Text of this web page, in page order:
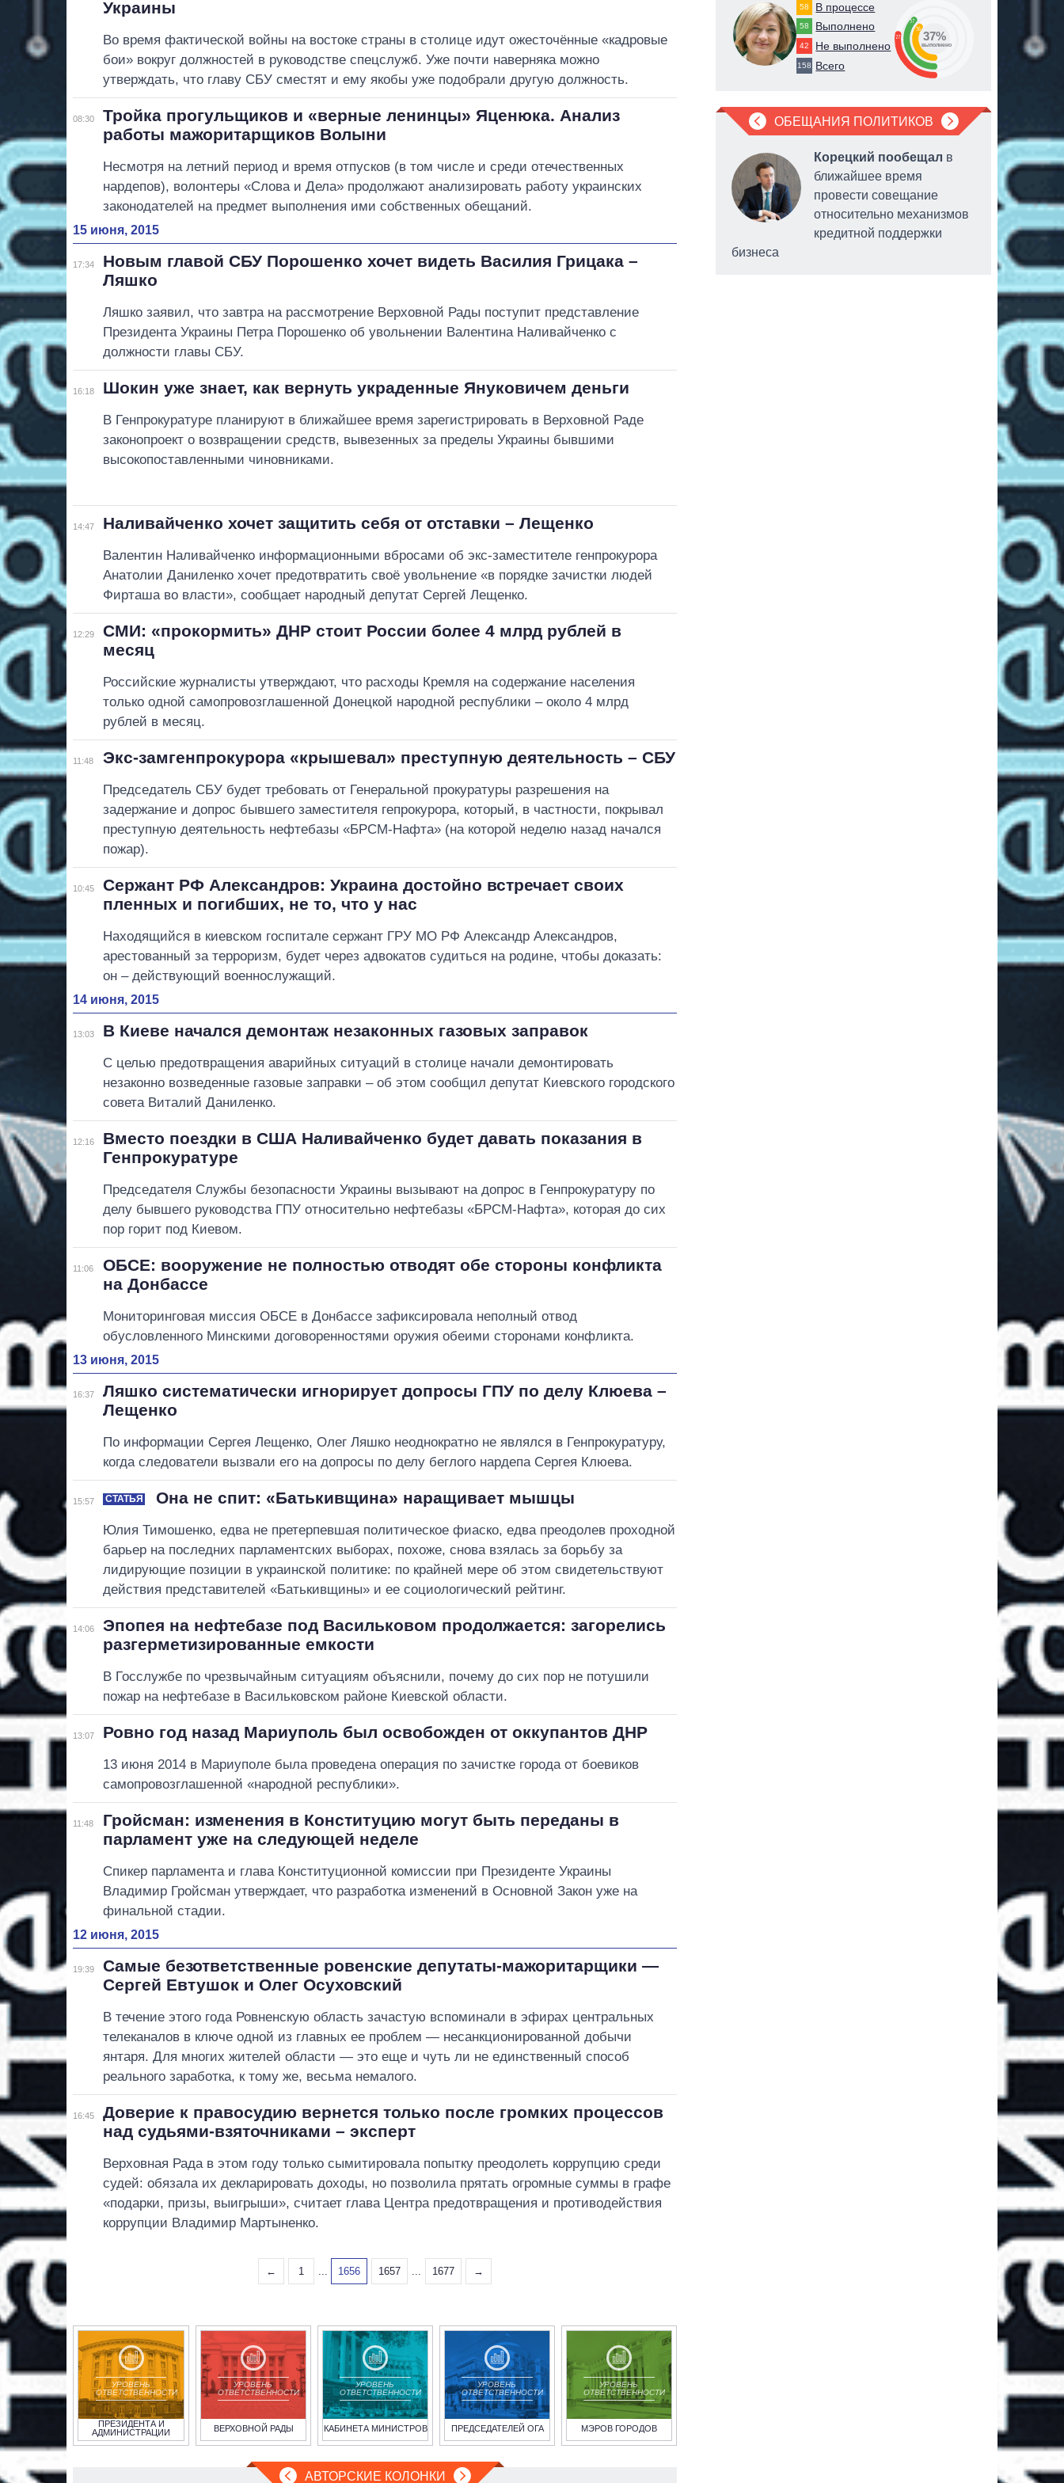
Украины
Во время фактической войны на востоке страны в столице идут ожесточённые «кадровые
бои» вокруг должностей в руководстве спецслужб. Уже почти наверняка можно
утверждать, что главу СБУ сместят и ему якобы уже подобрали другую должность.
08:30
Тройка прогульщиков и «верные ленинцы» Яценюка. Анализ
работы мажоритарщиков Волыни
Несмотря на летний период и время отпусков (в том числе и среди отечественных
нардепов), волонтеры «Слова и Дела» продолжают анализировать работу украинских
законодателей на предмет выполнения ими собственных обещаний.
15 июня, 2015
17:34
Новым главой СБУ Порошенко хочет видеть Василия Грицака –
Ляшко
Ляшко заявил, что завтра на рассмотрение Верховной Рады поступит представление
Президента Украины Петра Порошенко об увольнении Валентина Наливайченко с
должности главы СБУ.
16:18 Шокин уже знает, как вернуть украденные Януковичем деньги
В Генпрокуратуре планируют в ближайшее время зарегистрировать в Верховной Раде
законопроект о возвращении средств, вывезенных за пределы Украины бывшими
высокопоставленными чиновниками.
14:47 Наливайченко хочет защитить себя от отставки – Лещенко
Валентин Наливайченко информационными вбросами об экс-заместителе генпрокурора
Анатолии Даниленко хочет предотвратить своё увольнение «в порядке зачистки людей
Фирташа во власти», сообщает народный депутат Сергей Лещенко.
12:29
СМИ: «прокормить» ДНР стоит России более 4 млрд рублей в
месяц
Российские журналисты утверждают, что расходы Кремля на содержание населения
только одной самопровозглашенной Донецкой народной республики – около 4 млрд
рублей в месяц.
11:48 Экс-замгенпрокурора «крышевал» преступную деятельность – СБУ
Председатель СБУ будет требовать от Генеральной прокуратуры разрешения на
задержание и допрос бывшего заместителя гепрокурора, который, в частности, покрывал
преступную деятельность нефтебазы «БРСМ-Нафта» (на которой неделю назад начался
пожар).
10:45
Сержант РФ Александров: Украина достойно встречает своих
пленных и погибших, не то, что у нас
Находящийся в киевском госпитале сержант ГРУ МО РФ Александр Александров,
арестованный за терроризм, будет через адвокатов судиться на родине, чтобы доказать:
он – действующий военнослужащий.
14 июня, 2015
13:03 В Киеве начался демонтаж незаконных газовых заправок
С целью предотвращения аварийных ситуаций в столице начали демонтировать
незаконно возведенные газовые заправки – об этом сообщил депутат Киевского городского
совета Виталий Даниленко.
12:16
Вместо поездки в США Наливайченко будет давать показания в
Генпрокуратуре
Председателя Службы безопасности Украины вызывают на допрос в Генпрокуратуру по
делу бывшего руководства ГПУ относительно нефтебазы «БРСМ-Нафта», которая до сих
пор горит под Киевом.
11:06
ОБСЕ: вооружение не полностью отводят обе стороны конфликта
на Донбассе
Мониторинговая миссия ОБСЕ в Донбассе зафиксировала неполный отвод
обусловленного Минскими договоренностями оружия обеими сторонами конфликта.
13 июня, 2015
16:37
Ляшко систематически игнорирует допросы ГПУ по делу Клюева –
Лещенко
По информации Сергея Лещенко, Олег Ляшко неоднократно не являлся в Генпрокуратуру,
когда следователи вызвали его на допросы по делу беглого нардепа Сергея Клюева.
15:57 СТАТЬЯ Она не спит: «Батькивщина» наращивает мышцы
Юлия Тимошенко, едва не претерпевшая политическое фиаско, едва преодолев проходной
барьер на последних парламентских выборах, похоже, снова взялась за борьбу за
лидирующие позиции в украинской политике: по крайней мере об этом свидетельствуют
действия представителей «Батькивщины» и ее социологический рейтинг.
14:06
Эпопея на нефтебазе под Васильковом продолжается: загорелись
разгерметизированные емкости
В Госслужбе по чрезвычайным ситуациям объяснили, почему до сих пор не потушили
пожар на нефтебазе в Васильковском районе Киевской области.
13:07 Ровно год назад Мариуполь был освобожден от оккупантов ДНР
13 июня 2014 в Мариуполе была проведена операция по зачистке города от боевиков
самопровозглашенной «народной республики».
11:48
Гройсман: изменения в Конституцию могут быть переданы в
парламент уже на следующей неделе
Спикер парламента и глава Конституционной комиссии при Президенте Украины
Владимир Гройсман утверждает, что разработка изменений в Основной Закон уже на
финальной стадии.
12 июня, 2015
19:39
Самые безответственные ровенские депутаты-мажоритарщики —
Сергей Евтушок и Олег Осуховский
В течение этого года Ровненскую область зачастую вспоминали в эфирах центральных
телеканалов в ключе одной из главных ее проблем — несанкционированной добычи
янтаря. Для многих жителей области — это еще и чуть ли не единственный способ
реального заработка, к тому же, весьма немалого.
16:45
Доверие к правосудию вернется только после громких процессов
над судьями-взяточниками – эксперт
Верховная Рада в этом году только сымитировала попытку преодолеть коррупцию среди
судей: обязала их декларировать доходы, но позволила прятать огромные суммы в графе
«подарки, призы, выигрыши», считает глава Центра предотвращения и противодействия
коррупции Владимир Мартыненко.
← 1 ... 1656 1657 ... 1677 →
УРОВЕНЬ
ОТВЕТСТВЕННОСТИ
ПРЕЗИДЕНТА И
АДМИНИСТРАЦИИ
УРОВЕНЬ
ОТВЕТСТВЕННОСТИ
ВЕРХОВНОЙ РАДЫ
УРОВЕНЬ
ОТВЕТСТВЕННОСТИ
КАБИНЕТА МИНИСТРОВ
УРОВЕНЬ
ОТВЕТСТВЕННОСТИ
ПРЕДСЕДАТЕЛЕЙ ОГА
УРОВЕНЬ
ОТВЕТСТВЕННОСТИ
МЭРОВ ГОРОДОВ
АВТОРСКИЕ КОЛОНКИ
24 Не выполнено
107 Всего
22
35%
выполнено
58 В процессе
58 Выполнено
42 Не выполнено
158 Всего
27
37
36
37%
выполнено
ОБЕЩАНИЯ ПОЛИТИКОВ
деятельности
системы ЖК «Варшавский»
Корецкий пообещал в
ближайшее время
провести совещание
относительно механизмов
кредитной поддержки
бизнеса